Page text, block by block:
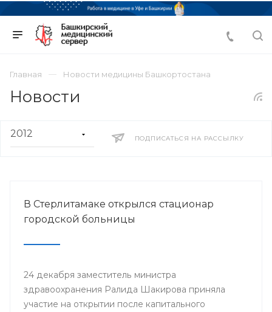
Главная Новости медицины Башкортостана
Новости
ПОДПИСАТЬСЯ НА РАССЫЛКУ
В Стерлитамаке открылся стационар
городской больницы
24 декабря заместитель министра
здравоохранения Ралида Шакирова приняла
участие на открытии после капитального